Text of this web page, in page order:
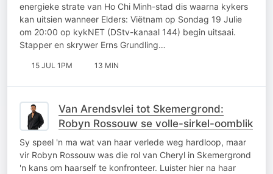
energieke strate van Ho Chi Minh-stad dis waarna kykers
kan uitsien wanneer Elders: Viëtnam op Sondag 19 Julie
om 20:00 op kykNET (DStv-kanaal 144) begin uitsaai.
Stapper en skrywer Erns Grundling…
15 JUL 1PM 13 MIN
Van Arendsvlei tot Skemergrond:
Robyn Rossouw se volle-sirkel-oomblik
Sy speel 'n ma wat van haar verlede weg hardloop, maar
vir Robyn Rossouw was die rol van Cheryl in Skemergrond
'n kans om haarself te konfronteer. Luister hier na haar